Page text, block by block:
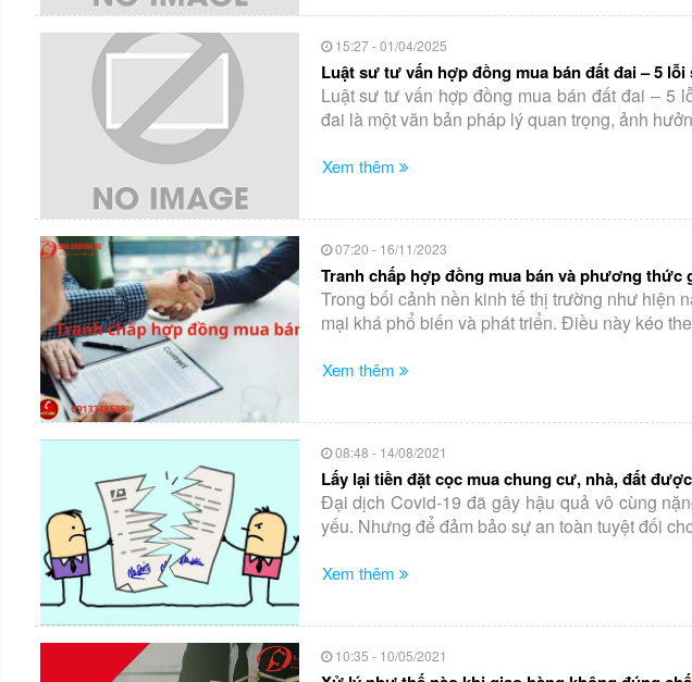
15:27 - 01/04/2025
Luật sư tư vấn hợp đồng mua bán đất đai – 5
Luật sư tư vấn hợp đồng mua bán đất đai – 5
đai là một văn bản pháp lý quan trọng, ảnh
Xem thêm
07:20 - 16/11/2023
Tranh chấp hợp đồng mua bán và phương thức
Trong bối cảnh nền kinh tế thị trường như hiện
mại khá phổ biến và phát triển. Điều này kéo
Xem thêm
08:48 - 14/08/2021
Lấy lại tiền đặt cọc mua chung cư, nhà, đất
Đại dịch Covid-19 đã gây hậu quả vô cùng
yếu. Nhưng để đảm bảo sự an toàn tuyệt đối
Xem thêm
10:35 - 10/05/2021